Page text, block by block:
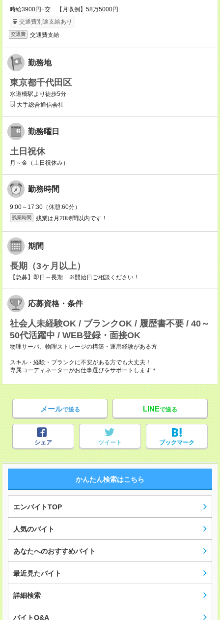
時給3900円+交 【月収例】58万5000円
交通費別途支給あり
交通費 交通費支給
勤務地
東京都千代田区
水道橋駅より徒歩5分
大手総合通信会社
勤務曜日
土日祝休
月～金（土日祝休み）
勤務時間
9:00～17:30（休憩:60分）
残業時間 残業は月20時間以内です！
期間
長期（3ヶ月以上）
【急募】即日～長期 ※開始日ご相談ください！
応募資格・条件
社会人未経験OK / ブランクOK / 履歴書不要 / 40～
50代活躍中 / WEB登録・面接OK
物理サーバ、物理ストレージの構築・運用経験がある方
スキル・経験・ブランクに不安がある方でも大丈夫！
専属コーディネーターがお仕事選びをサポートします＊
メールで送る LINEで送る
シェア ツイート ブックマーク
かんたん検索はこちら
エンバイトTOP
人気のバイト
あなたへのおすすめバイト
最近見たバイト
詳細検索
バイトQ&A